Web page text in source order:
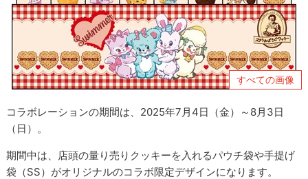
すべての画像
コラボレーションの期間は、2025年7月4日（金）～8月3日
（日）。
期間中は、店頭の量り売りクッキーを入れるパウチ袋や手提げ
袋（SS）がオリジナルのコラボ限定デザインになります。